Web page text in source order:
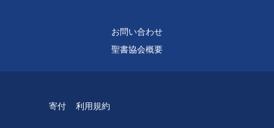
お問い合わせ
聖書協会概要
寄付 利用規約